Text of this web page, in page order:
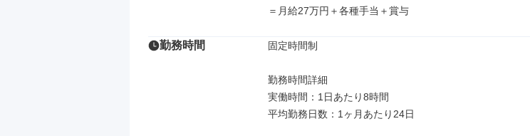
＝月給27万円＋各種手当＋賞与
勤務時間 固定時間制
勤務時間詳細
実働時間：1日あたり8時間
平均勤務日数：1ヶ月あたり24日